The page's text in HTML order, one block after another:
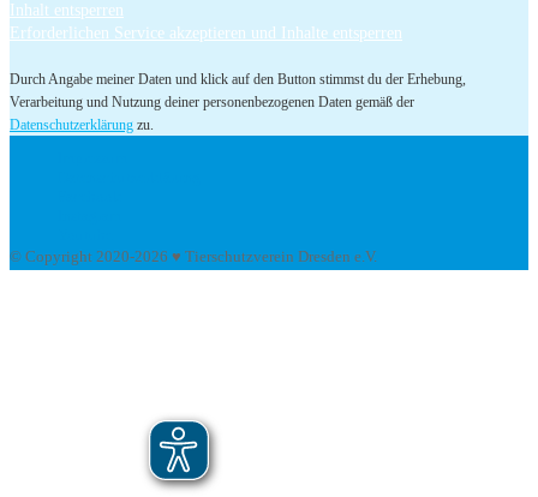
Inhalt entsperren
Erforderlichen Service akzeptieren und Inhalte entsperren
Durch Angabe meiner Daten und klick auf den Button stimmst du der Erhebung,
Verarbeitung und Nutzung deiner personenbezogenen Daten gemäß der
Datenschutzerklärung zu.
© Copyright 2020-2026 ♥ Tierschutzverein Dresden e.V.